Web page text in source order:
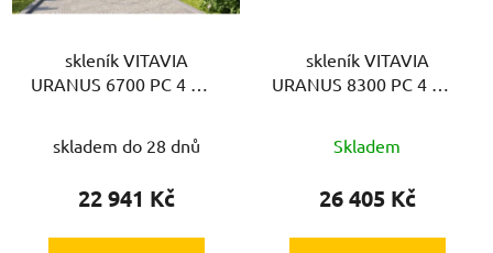
skleník VITAVIA
URANUS 6700 PC 4 mm
skladem do 28 dnů
22 941 Kč
skleník VITAVIA
URANUS 8300 PC 4 mm
Skladem
26 405 Kč